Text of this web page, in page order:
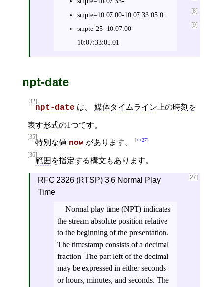
[8]
smpte=10:07:00-10:07:33:05.01
[9]
smpte-25=10:07:00-
10:07:33:05.01
npt-date
[32]
npt-date は、 媒体タイムライン 上の時刻を
表す形式の1つです。
[35]
特別な値 now があります。 >>27
[36]
範囲 を指定する構文もあります。
[27]
RFC 2326(RTSP) 3.6 Normal Play
Time
Normal play time (NPT) indicates
the stream absolute position relative
to the beginning of the presentation.
The timestamp consists of a decimal
fraction. The part left of the decimal
may be expressed in either seconds
or hours, minutes, and seconds. The